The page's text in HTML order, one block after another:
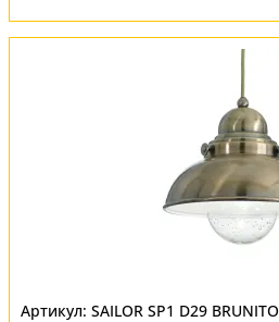
SAILOR SP1 D29 BRUNITO